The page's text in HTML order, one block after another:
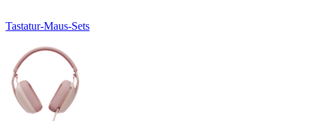
Tastatur-Maus-Sets